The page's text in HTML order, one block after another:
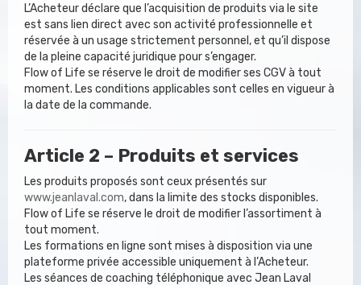
L’Acheteur déclare que l’acquisition de produits via le site
est sans lien direct avec son activité professionnelle et
réservée à un usage strictement personnel, et qu’il dispose
de la pleine capacité juridique pour s’engager.
Flow of Life se réserve le droit de modifier ses CGV à tout
moment. Les conditions applicables sont celles en vigueur à
la date de la commande.
Article 2 – Produits et services
Les produits proposés sont ceux présentés sur
www.jeanlaval.com, dans la limite des stocks disponibles.
Flow of Life se réserve le droit de modifier l’assortiment à
tout moment.
Les formations en ligne sont mises à disposition via une
plateforme privée accessible uniquement à l’Acheteur.
Les séances de coaching téléphonique avec Jean Laval